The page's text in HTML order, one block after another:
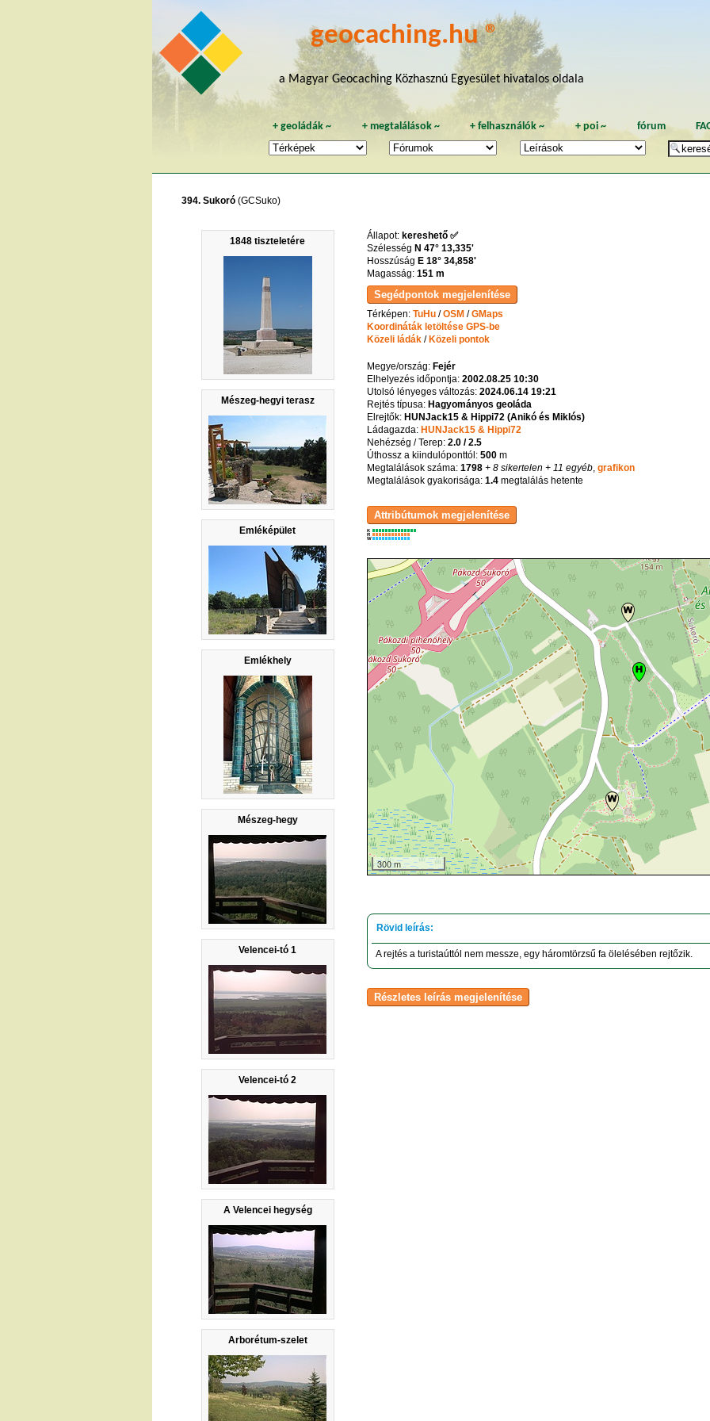
geocaching.hu ®
a Magyar Geocaching Közhasznú Egyesület hivatalos oldala
+geoládák ~ + megtalálások~ +felhasználók ~ + poi~ fórum
394. Sukoró (GCSuko)
1848 tiszteletére
Mészeg-hegyi terasz
Emléképület
Emlékhely
Mészeg-hegy
Velencei-tó 1
Velencei-tó 2
A Velencei hegység
Arborétum-szelet
Állapot: kereshető ✅
Szélesség N 47° 13,335'
Hosszúság E 18° 34,858'
Magasság: 151 m
Térképen: TuHu/OSM /GMaps
Koordináták letöltése GPS-be
Közeli ládák/ Közeli pontok
Megye/ország: Fejér
Elhelyezés időpontja: 2002.08.25 10:30
Utolsó lényeges változás: 2024.06.14 19:21
Rejtés típusa: Hagyományos geoláda
Elrejtők: HUNJack15 & Hippi72 (Anikó és Miklós)
Ládagazda: HUNJack15 & Hippi72
Nehézség / Terep: 2.0 / 2.5
Úthossz a kiindulóponttól: 500m
Megtalálások száma: 1798+ 8 sikertelen + 11 egyéb, grafikon
Megtalálások gyakorisága: 1.4megtalálás hetente
K
R
W
300 m
A rejtés a turistaúttól nem messze, egy háromtörzsű fa ölelésében rejtőzik.